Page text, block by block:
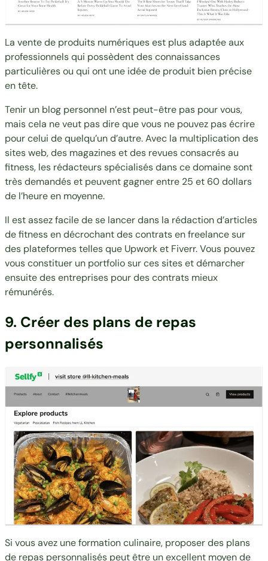
La vente de produits numériques est plus adaptée aux
professionnels qui possèdent des connaissances
particulières ou qui ont une idée de produit bien précise
en tête.
Tenir un blog personnel n’est peut-être pas pour vous,
mais cela ne veut pas dire que vous ne pouvez pas écrire
pour celui de quelqu’un d’autre. Avec la multiplication des
sites web, des magazines et des revues consacrés au
fitness, les rédacteurs spécialisés dans ce domaine sont
très demandés et peuvent gagner entre 25 et 60 dollars
de l’heure en moyenne.
Il est assez facile de se lancer dans la rédaction d’articles
de fitness en décrochant des contrats en freelance sur
des plateformes telles que Upworket Fiverr. Vous pouvez
vous constituer un portfolio sur ces sites et démarcher
ensuite des entreprises pour des contrats mieux
rémunérés.
9. Créer des plans de repas
personnalisés
Si vous avez une formation culinaire, proposer des plans
de repas personnalisés peut être un excellent moyen de